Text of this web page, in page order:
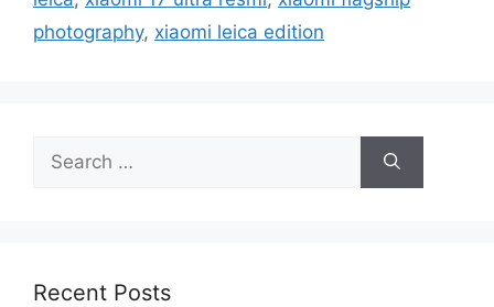
s
photography, xiaomi leica edition
h
Recent Posts